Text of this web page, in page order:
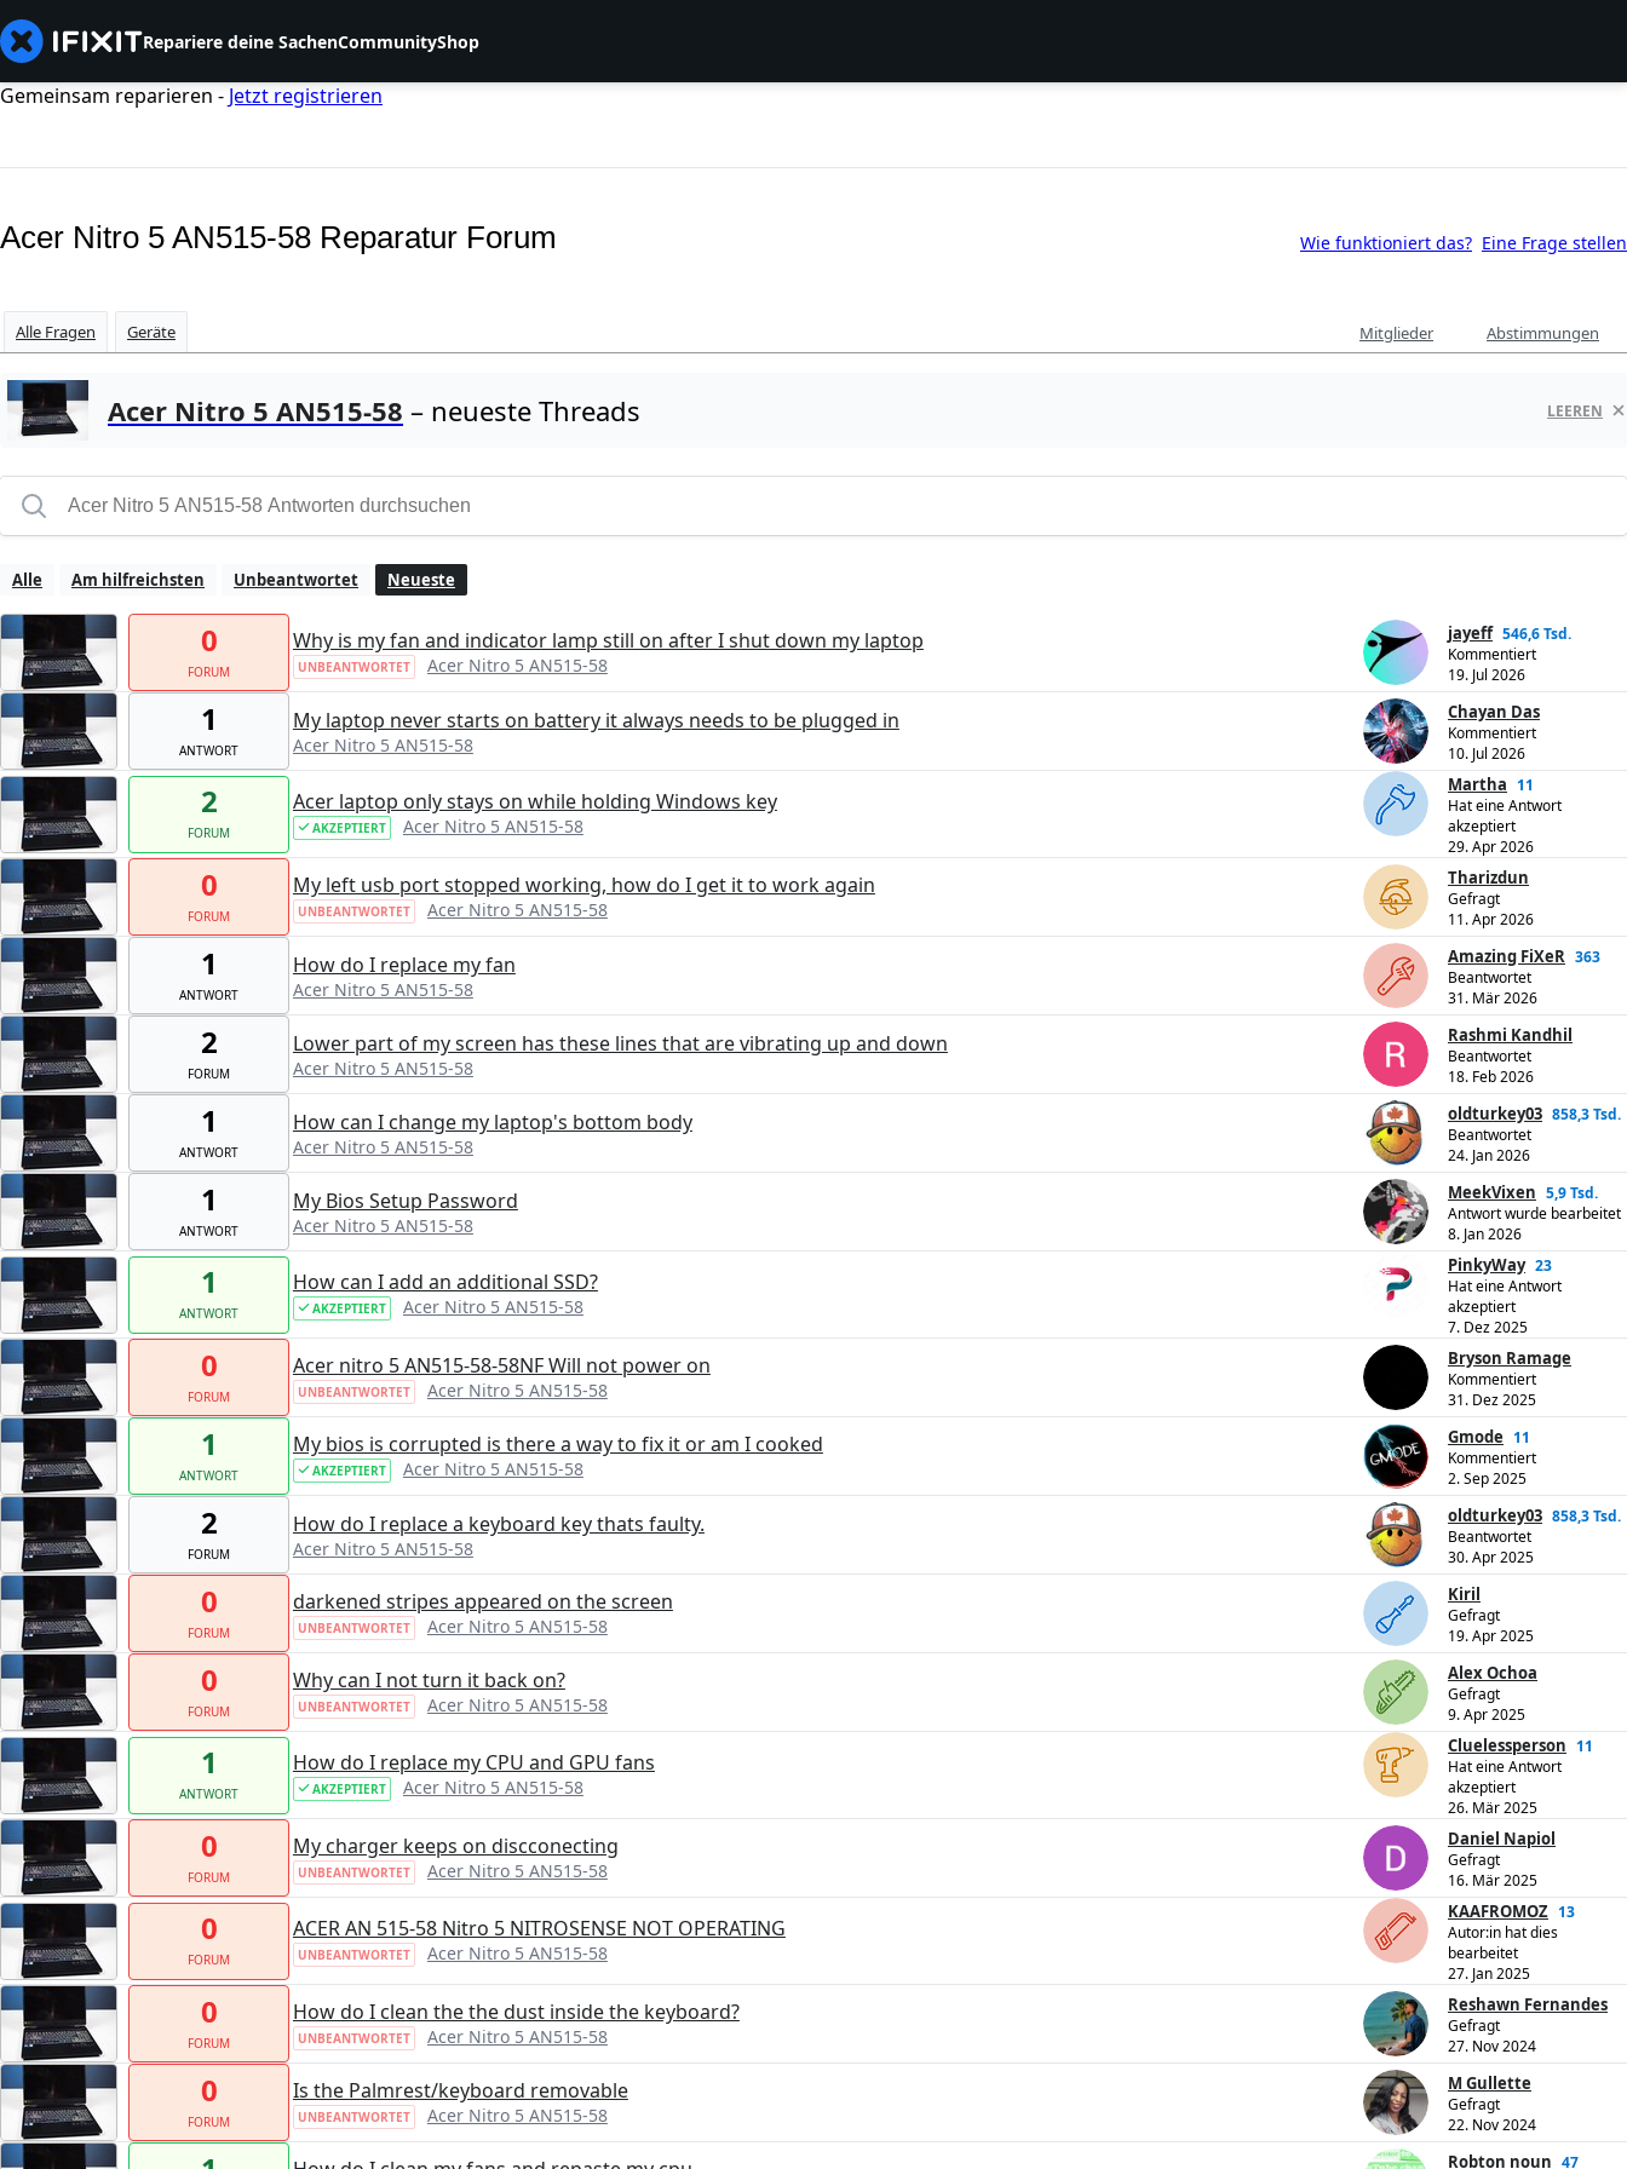
Repariere deine SachenCommunityShop
Gemeinsam reparieren - Jetzt registrieren
Acer Nitro 5 AN515-58 Reparatur Forum Wie funktioniert das? Eine Frage stellen
Alle Fragen Geräte Mitglieder Abstimmungen
Acer Nitro 5 AN515-58 – neueste Threads LEEREN
Alle Am hilfreichsten Unbeantwortet Neueste
0
FORUM
Why is my fan and indicator lamp still on after I shut down my laptop
UNBEANTWORTET Acer Nitro 5 AN515-58
jayeff 546,6 Tsd.
Kommentiert
19. Jul 2026
1
ANTWORT
My laptop never starts on battery it always needs to be plugged in
Acer Nitro 5 AN515-58
Chayan Das
Kommentiert
10. Jul 2026
2
FORUM
Acer laptop only stays on while holding Windows key
AKZEPTIERT Acer Nitro 5 AN515-58
Martha 11
Hat eine Antwort
akzeptiert
29. Apr 2026
0
FORUM
My left usb port stopped working, how do I get it to work again
UNBEANTWORTET Acer Nitro 5 AN515-58
Tharizdun
Gefragt
11. Apr 2026
1
ANTWORT
How do I replace my fan
Acer Nitro 5 AN515-58
Amazing FiXeR 363
Beantwortet
31. Mär 2026
2
FORUM
Lower part of my screen has these lines that are vibrating up and down
Acer Nitro 5 AN515-58
Rashmi Kandhil
Beantwortet
18. Feb 2026
1
ANTWORT
How can I change my laptop's bottom body
Acer Nitro 5 AN515-58
oldturkey03 858,3 Tsd.
Beantwortet
24. Jan 2026
1
ANTWORT
My Bios Setup Password
Acer Nitro 5 AN515-58
MeekVixen 5,9 Tsd.
Antwort wurde bearbeitet
8. Jan 2026
1
ANTWORT
How can I add an additional SSD?
AKZEPTIERT Acer Nitro 5 AN515-58
PinkyWay 23
Hat eine Antwort
akzeptiert
7. Dez 2025
0
FORUM
Acer nitro 5 AN515-58-58NF Will not power on
UNBEANTWORTET Acer Nitro 5 AN515-58
Bryson Ramage
Kommentiert
31. Dez 2025
1
ANTWORT
My bios is corrupted is there a way to fix it or am I cooked
AKZEPTIERT Acer Nitro 5 AN515-58
Gmode 11
Kommentiert
2. Sep 2025
2
FORUM
How do I replace a keyboard key thats faulty.
Acer Nitro 5 AN515-58
oldturkey03 858,3 Tsd.
Beantwortet
30. Apr 2025
0
FORUM
darkened stripes appeared on the screen
UNBEANTWORTET Acer Nitro 5 AN515-58
Kiril
Gefragt
19. Apr 2025
0
FORUM
Why can I not turn it back on?
UNBEANTWORTET Acer Nitro 5 AN515-58
Alex Ochoa
Gefragt
9. Apr 2025
1
ANTWORT
How do I replace my CPU and GPU fans
AKZEPTIERT Acer Nitro 5 AN515-58
Cluelessperson 11
Hat eine Antwort
akzeptiert
26. Mär 2025
0
FORUM
My charger keeps on discconecting
UNBEANTWORTET Acer Nitro 5 AN515-58
Daniel Napiol
Gefragt
16. Mär 2025
0
FORUM
ACER AN 515-58 Nitro 5 NITROSENSE NOT OPERATING
UNBEANTWORTET Acer Nitro 5 AN515-58
KAAFROMOZ 13
Autor:in hat dies
bearbeitet
27. Jan 2025
0
FORUM
How do I clean the the dust inside the keyboard?
UNBEANTWORTET Acer Nitro 5 AN515-58
Reshawn Fernandes
Gefragt
27. Nov 2024
0
FORUM
Is the Palmrest/keyboard removable
UNBEANTWORTET Acer Nitro 5 AN515-58
M Gullette
Gefragt
22. Nov 2024
Robton noun 47